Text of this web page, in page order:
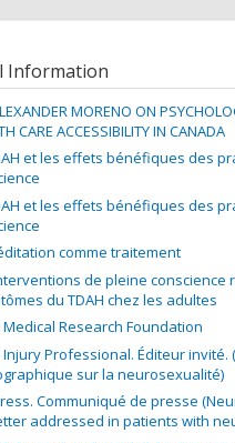
Information
MORENO ON
CARE ACCESSIBILITY IN CANADA
et les effets bénéfiques des
et les effets bénéfiques des
comme traitement
de pleine conscience
du TDAH chez les adultes
Medical Research Foundation
Professional. Éditeur invité.
sur la neurosexualité)
Communiqué de presse
addressed in patients with